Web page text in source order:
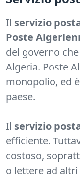
Il servizio
Poste
del governo
Algeria. Poste
monopolio, ed
paese.
Il servizio
efficiente.
costoso,
o lettere ad